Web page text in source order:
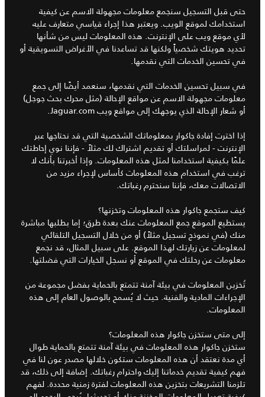
حتى قبل التسجيل سنجمع معلومات مجهولة الاسم عن كيفية
استخدامك لموقع الويب. ويعتبر هذا إجراء قياسي متعارف عليه
لأي موقع ويب على الإنترنت. هذه المعلومات ليس من شأنها
تحديد هويتك شخصياً ولكنها قد تساعدنا في الأغراض التسويقية أو
في تحسين الخدمات التي نقدمها.
في سبيل تحسين الخدمات التي نقدمها، سنعمد أيضًا إلى جمع
معلومات مجهولة الاسم عن مواقع الإحالة (مثل محرك بحث جوجل)
أو شعار الإحالة الذي يوجهك إلى مواقع ويب Jaguar.com.
إذا اخترت إفادة جاكوار بمعلوماتك الشخصية التي قد نحتاجها عبر
الإنترنت - لمراسلتك أو تقديم اشتراك لك مثلاً - فإننا نوي إحاطتك
علمًا بكيفية استخدامنا لمثل هذه المعلومات. وإذا أخبرتنا بأنك لا
ترغب في استخدام هذه المعلومات كأساس لإجراء مزيد من
الاتصالات معك، فإننا سنحترم رغباتك.
كيف ستجمع جاكوار هذه المعلومات وتخزنها؟
يستطيع الموقع جمع المعلومات عنك بعدة طرق؛ إما بطلبها مباشرة
منك (في نموذج تسجيل مثلاً) أو من خلال التسجيل التلقائي
لمعلومات عن زيارتك لهذا الموقع. على سبيل المثال، قد نجمع
معلومات عن رحلتك في الموقع أو نسجل الخيارات التي فضلتها.
تُخزين المعلومات في بيئة آمنة تتمتع بالحماية بفضل مجموعة من
الإجراءات المادية والفنية. حيث لا يُسمح بالوصول العام إلى هذه
المعلومات.
إلى متى ستخزن جاكوار هذه المعلومات؟
ستخزن جاكوار هذه المعلومات في بيئة آمنة تتمتع بالحماية طوال
أي مدة نعتقد أن هذه المعلومات ستكون خلالها مصدر عون لنا في
فهم كيفية تقديم خدماتنا إليك واحترام رغباتك. إضافة إلى ذلك، قد
تلزمنا التشريعات بتخزين هذه المعلومات لفترة زمنية محددة. لفهم